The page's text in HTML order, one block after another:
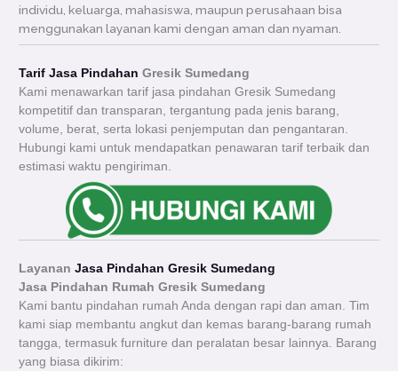
individu, keluarga, mahasiswa, maupun perusahaan bisa
menggunakan layanan kami dengan aman dan nyaman.
Tarif Jasa Pindahan Gresik Sumedang
Kami menawarkan tarif jasa pindahan Gresik Sumedang
kompetitif dan transparan, tergantung pada jenis barang,
volume, berat, serta lokasi penjemputan dan pengantaran.
Hubungi kami untuk mendapatkan penawaran tarif terbaik dan
estimasi waktu pengiriman.
LayananJasa Pindahan Gresik Sumedang
Jasa Pindahan Rumah GresikSumedang
Kami bantu pindahan rumah Anda dengan rapi dan aman. Tim
kami siap membantu angkut dan kemas barang-barang rumah
tangga, termasuk furniture dan peralatan besar lainnya. Barang
yang biasa dikirim: